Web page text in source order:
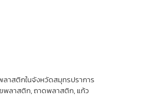
ลาสติกในจังหวัดสมุทรปราการ
ลาสติก, ถาดพลาสติก, แก้ว